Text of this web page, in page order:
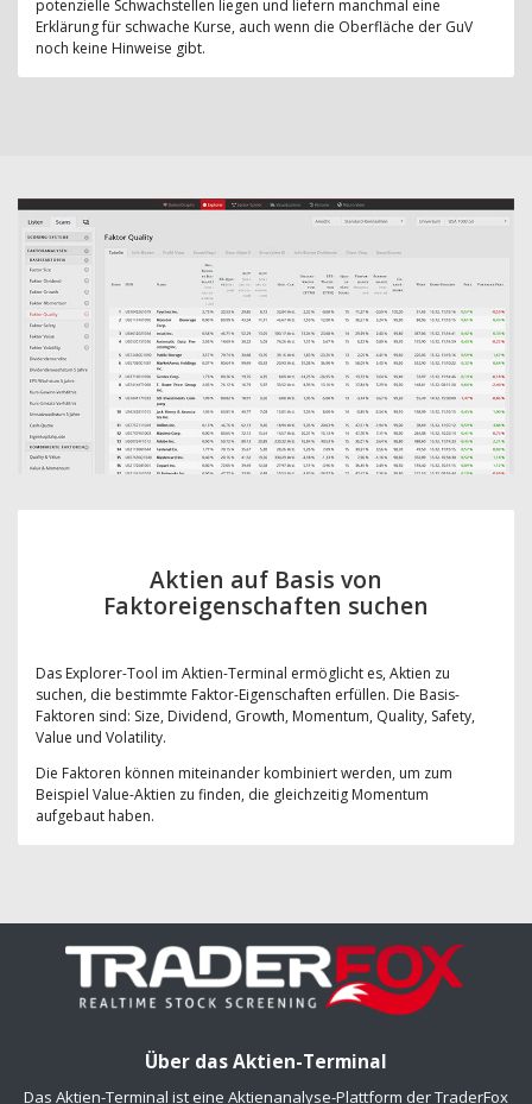
potenzielle Schwachstellen liegen und liefern manchmal eine
Erklärung für schwache Kurse, auch wenn die Oberfläche der GuV
noch keine Hinweise gibt.
Aktien auf Basis von
Faktoreigenschaften suchen
Das Explorer-Tool im Aktien-Terminal ermöglicht es, Aktien zu
suchen, die bestimmte Faktor-Eigenschaften erfüllen. Die Basis-
Faktoren sind: Size, Dividend, Growth, Momentum, Quality, Safety,
Value und Volatility.
Die Faktoren können miteinander kombiniert werden, um zum
Beispiel Value-Aktien zu finden, die gleichzeitig Momentum
aufgebaut haben.
Über das Aktien-Terminal
Das Aktien-Terminal ist eine Aktienanalyse-Plattform der TraderFox